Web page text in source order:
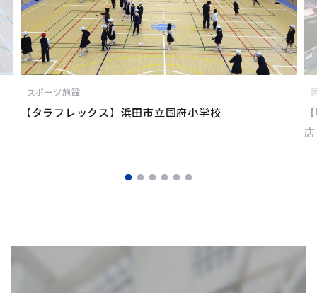
スポーツ施設
【タラフレックス】浜田市立国府小学校